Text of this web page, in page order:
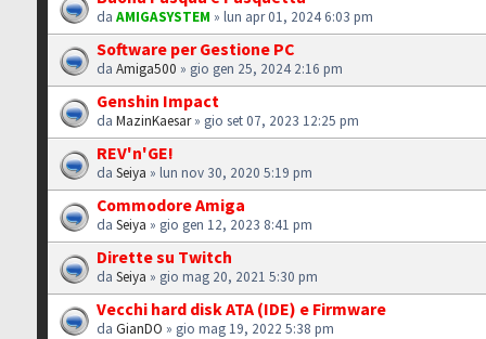
daAMIGASYSTEM » lun apr 01, 2024 6:03 pm
Software per Gestione PC
daAmiga500 » gio gen 25, 2024 2:16 pm
Genshin Impact
daMazinKaesar» gio set 07, 2023 12:25 pm
REV'n'GE!
daSeiya » lun nov 30, 2020 5:19 pm
Commodore Amiga
daSeiya » gio gen 12, 2023 8:41 pm
Dirette su Twitch
daSeiya » gio mag 20, 2021 5:30 pm
Vecchi hard disk ATA (IDE) e Firmware
daGianDO » gio mag 19, 2022 5:38 pm